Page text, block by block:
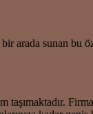
arada sunan bu